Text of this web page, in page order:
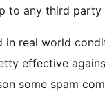
to any third party
in real world
effective
some spam